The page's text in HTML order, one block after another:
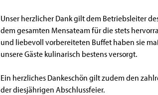
Unser herzlicher Dank gilt dem Betriebsleiter
dem gesamten Mensateam für die stets
und liebevoll vorbereiteten Buffet haben sie
unsere Gäste kulinarisch bestens versorgt.
Ein herzliches Dankeschön gilt zudem den
der diesjährigen Abschlussfeier.